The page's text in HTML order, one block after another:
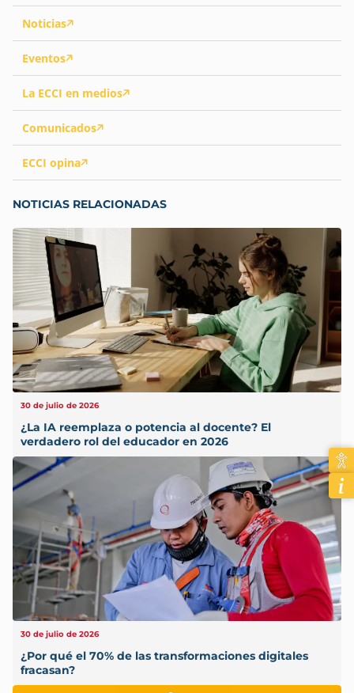
Noticias
Eventos
La ECCI en medios
Comunicados
ECCI opina
NOTICIAS RELACIONADAS
30 de julio de 2026
¿La IA reemplaza o potencia al docente? El
verdadero rol del educador en 2026
30 de julio de 2026
¿Por qué el 70% de las transformaciones digitales
fracasan?